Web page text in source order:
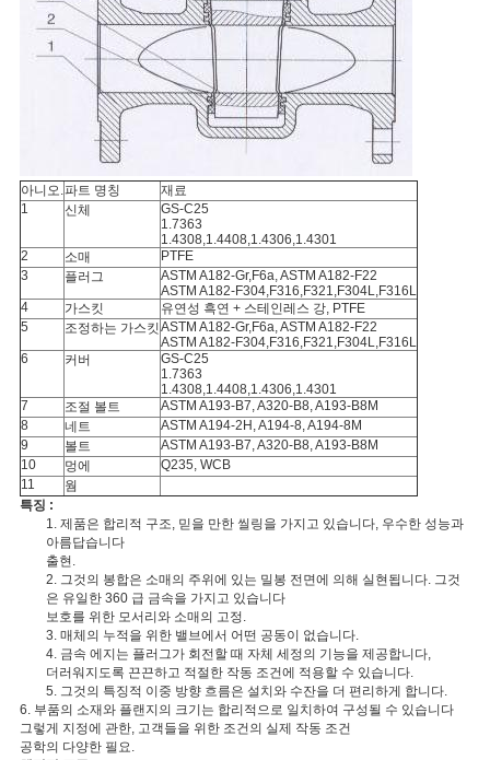
아니오.파트 명칭
재료
1
신체
GS-C25
1.7363
1.4308,1.4408,1.4306,1.4301
2
소매
PTFE
3
플러그
ASTM A182-Gr,F6a, ASTM A182-F22
ASTM A182-F304,F316,F321,F304L,F316L
4
가스킷
유연성 흑연 + 스테인레스 강, PTFE
5
조정하는 가스킷ASTM A182-Gr,F6a, ASTM A182-F22
ASTM A182-F304,F316,F321,F304L,F316L
6
커버
GS-C25
1.7363
1.4308,1.4408,1.4306,1.4301
7
조절 볼트
ASTM A193-B7, A320-B8, A193-B8M
8
네트
ASTM A194-2H, A194-8, A194-8M
9
볼트
ASTM A193-B7, A320-B8, A193-B8M
10
멍에
Q235, WCB
11
웜
특징 :
1. 제품은 합리적 구조, 믿을 만한 씰링을 가지고 있습니다, 우수한 성능과
아름답습니다
출현.
2. 그것의 봉합은 소매의 주위에 있는 밀봉 전면에 의해 실현됩니다. 그것
은 유일한 360 급 금속을 가지고 있습니다
보호를 위한 모서리와 소매의 고정.
3. 매체의 누적을 위한 밸브에서 어떤 공동이 없습니다.
4. 금속 에지는 플러그가 회전할 때 자체 세정의 기능을 제공합니다,
더러워지도록 끈끈하고 적절한 작동 조건에 적용할 수 있습니다.
5. 그것의 특징적 이중 방향 흐름은 설치와 수잔을 더 편리하게 합니다.
6. 부품의 소재와 플랜지의 크기는 합리적으로 일치하여 구성될 수 있습니다
그렇게 지정에 관한, 고객들을 위한 조건의 실제 작동 조건
공학의 다양한 필요.